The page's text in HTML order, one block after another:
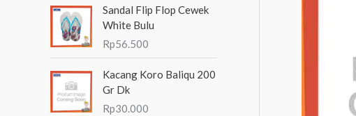
a
n
Sandal Flip Flop Cewek
White Bulu
Rp56.500
Kacang Koro Baliqu 200
Gr Dk
Rp30.000